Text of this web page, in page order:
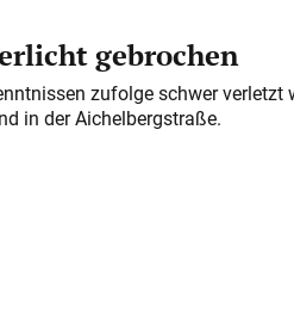
gebrochen
zufolge schwer verletzt
in der Aichelbergstraße.